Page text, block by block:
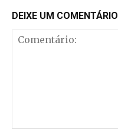
DEIXE UM COMENTÁRIO